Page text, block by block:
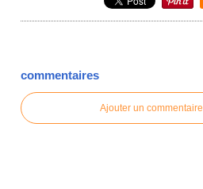
commentaires
Ajouter un commentaire